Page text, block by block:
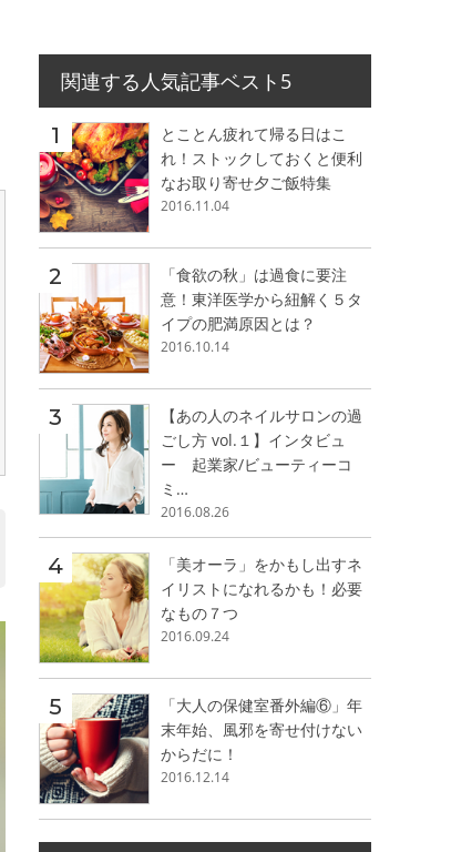
関連する人気記事ベスト5
とことん疲れて帰る日はこ
れ！ストックしておくと便利
なお取り寄せ夕ご飯特集
2016.11.04
「食欲の秋」は過食に要注
意！東洋医学から紐解く５タ
イプの肥満原因とは？
2016.10.14
【あの人のネイルサロンの過
ごし方 vol.１】インタビュ
ー 起業家/ビューティーコ
ミ…
2016.08.26
「美オーラ」をかもし出すネ
イリストになれるかも！必要
なもの７つ
2016.09.24
「大人の保健室番外編⑥」年
末年始、風邪を寄せ付けない
からだに！
2016.12.14